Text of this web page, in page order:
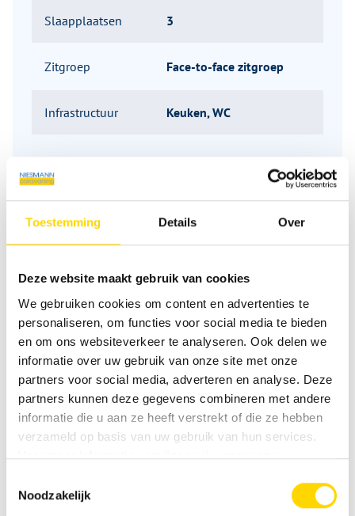
Toestemming Details Over
Deze website maakt gebruik van cookies
We gebruiken cookies om content en advertenties te
personaliseren, om functies voor social media te bieden
en om ons websiteverkeer te analyseren. Ook delen we
informatie over uw gebruik van onze site met onze
partners voor social media, adverteren en analyse. Deze
partners kunnen deze gegevens combineren met andere
informatie die u aan ze heeft verstrekt of die ze hebben
verzameld op basis van uw gebruik van hun services.
Voor meer informatie verwijzen wij u naar onze
Noodzakelijk
Slaapplaatsen 3
Zitgroep Face-to-face zitgroep
Infrastructuur Keuken, WC
Vergelijkbare voertuigen